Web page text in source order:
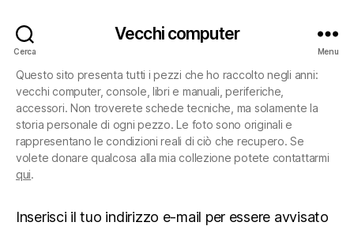
Cerca
Vecchi computer
Menu
Questo sito presenta tutti i pezzi che ho raccolto negli anni:
vecchi computer, console, libri e manuali, periferiche,
accessori. Non troverete schede tecniche, ma solamente la
storia personale di ogni pezzo. Le foto sono originali e
rappresentano le condizioni reali di ciò che recupero. Se
volete donare qualcosa alla mia collezione potete contattarmi
qui.
Inserisci il tuo indirizzo e-mail per essere avvisato